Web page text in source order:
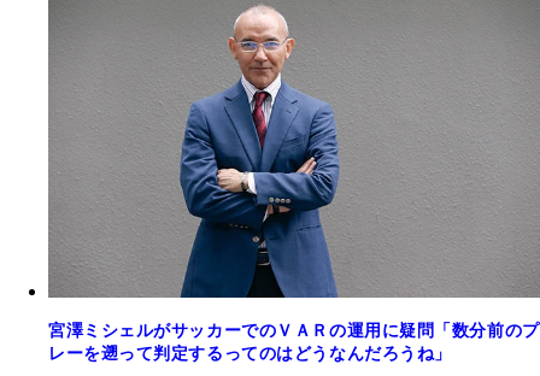
宮澤ミシェルがサッカーでのＶＡＲの運用に疑問「数分前のプ
レーを遡って判定するってのはどうなんだろうね」